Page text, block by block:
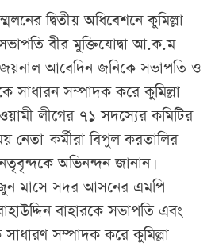
দ্বিতীয় অধিবেশনে কুমিল্লা
বীর মুক্তিযোদ্বা আ.ক.ম
জয়নাল আবেদিন জনিকে সভাপতি ও
সাধারন সম্পাদক করে কুমিল্লা
লীগের ৭১ সদস্যের কমিটির
নেতা-কর্মীরা বিপুল করতালির
অভিনন্দনজানান।
মাসে সদর আসনের এমপি
বাহারকে সভাপতি এবং
সম্পাদক করে কুমিল্লা